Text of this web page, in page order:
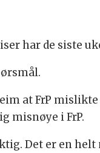
har de siste
at FrP
misnøye i FrP.
Det er en helt